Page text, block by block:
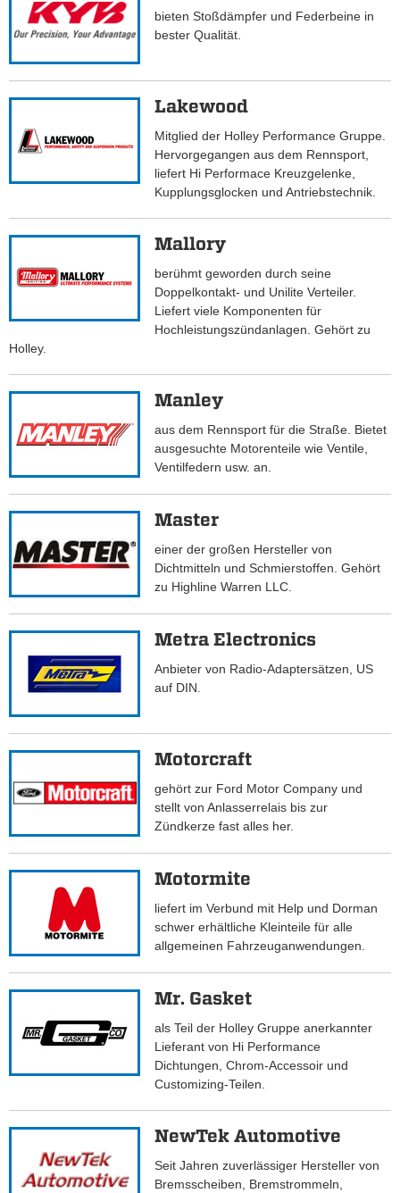
bieten Stoßdämpfer und Federbeine in
bester Qualität.
Lakewood
Mitglied der Holley Performance Gruppe.
Hervorgegangen aus dem Rennsport,
liefert Hi Performace Kreuzgelenke,
Kupplungsglocken und Antriebstechnik.
Mallory
berühmt geworden durch seine
Doppelkontakt- und Unilite Verteiler.
Liefert viele Komponenten für
Hochleistungszündanlagen. Gehört zu
Holley.
Manley
aus dem Rennsport für die Straße. Bietet
ausgesuchte Motorenteile wie Ventile,
Ventilfedern usw. an.
Master
einer der großen Hersteller von
Dichtmitteln und Schmierstoffen. Gehört
zu Highline Warren LLC.
Metra Electronics
Anbieter von Radio-Adaptersätzen, US
auf DIN.
Motorcraft
gehört zur Ford Motor Company und
stellt von Anlasserrelais bis zur
Zündkerze fast alles her.
Motormite
liefert im Verbund mit Help und Dorman
schwer erhältliche Kleinteile für alle
allgemeinen Fahrzeuganwendungen.
Mr. Gasket
als Teil der Holley Gruppe anerkannter
Lieferant von Hi Performance
Dichtungen, Chrom-Accessoir und
Customizing-Teilen.
NewTek Automotive
Seit Jahren zuverlässiger Hersteller von
Bremsscheiben, Bremstrommeln,